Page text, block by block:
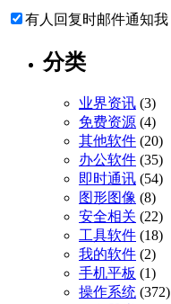
有人回复时邮件通知我
分类
业界资讯 (3)
免费资源 (4)
其他软件 (20)
办公软件 (35)
即时通讯 (54)
图形图像 (8)
安全相关 (22)
工具软件 (18)
我的软件 (2)
手机平板 (1)
操作系统 (372)